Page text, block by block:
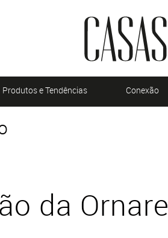
Produtos e Tendências Conexão
da Ornare